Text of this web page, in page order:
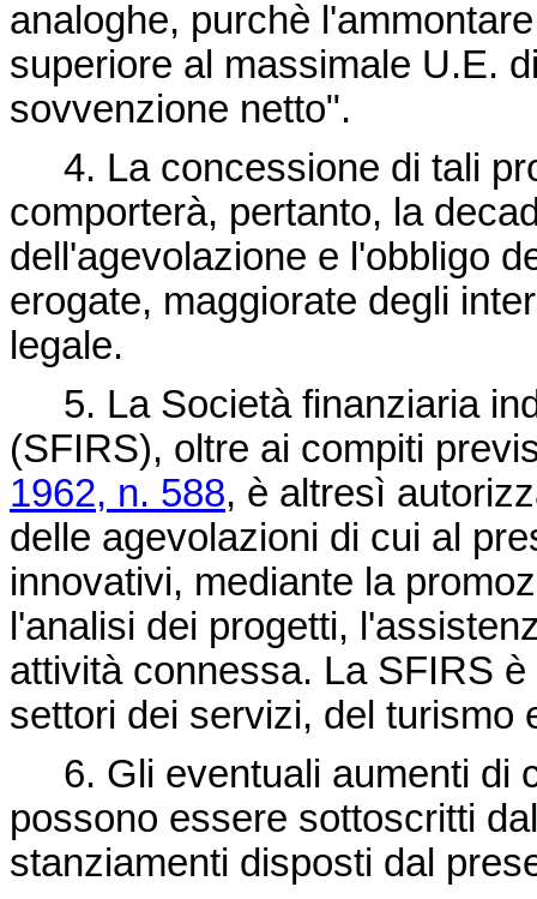
analoghe, purchè
superiore al massimale U.E.
sovvenzione netto".
4. La concessione di tali
comporterà, pertanto, la
dell'agevolazione e l'obbligo
erogate, maggiorate degli
legale.
5. La Società finanziaria
(SFIRS), oltre ai compiti
1962, n. 588, è altresì
delle agevolazioni di cui al
innovativi, mediante la
l'analisi dei progetti,
attività connessa. La SFIRS
settori dei servizi, del turismo
6. Gli eventuali aumenti di
possono essere sottoscritti
stanziamenti disposti dal